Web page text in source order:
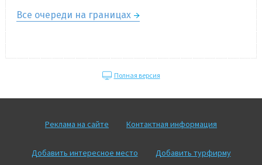
Все очереди на границах
Полная версия
Реклама на сайте Контактная информация
Добавить интересное место Добавить турфирму